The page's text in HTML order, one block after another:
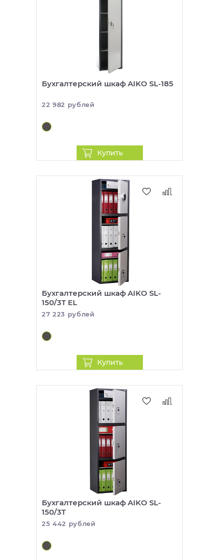
Бухгалтерский шкаф AIKO SL-185
22 982 рублей
Купить
Бухгалтерский шкаф AIKO SL-
150/3Т EL
27 223 рублей
Купить
Бухгалтерский шкаф AIKO SL-
150/3T
25 442 рублей